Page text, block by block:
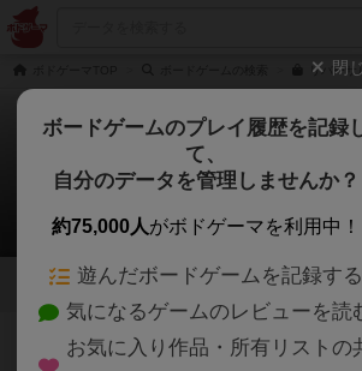
リバーサ
リバーサル
くみさんのレビュー
3 1
161名 2名 0 2ヶ月前
閉
ボードゲームのプレイ履歴を記録
て、
自分のデータを管理しませんか？
約75,000人がボドゲーマを利用中！
遊んだボードゲームを記録する
気になるゲームのレビューを読
お気に入り作品・所有リストの